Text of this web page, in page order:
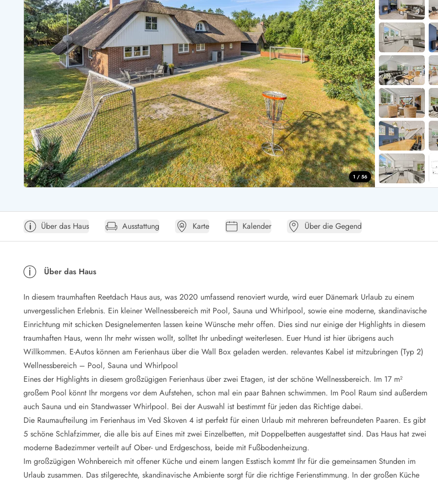
Ferienhäuser mit Whirlpool
Ferienhäuser mit Freitagswechsel
Ferienhäuser für Angler
Ferienhaus für 4 Personen
Ferienhaus für 6 Personen
Ferienhaus für 8 Personen
Ferienhäuser
Ferienhäuser
Ferienhäuser BjerregardFerienhäuser BlavandFerienhäuser Hvide SandeFerienhäuser Sondervig
Ferienhäuser Argab
Ferienhäuser in Arrild
Ferienhäuser Bjerregard
Ferienhäuser Blavand
Ferienhäuser Bork Havn
Ferienhäuser Fjand
Ferienhäuser Fanö
Ferienhäuser Graerup Strand
Ferienhäuser Haurvig
Ferienhäuser Henne Strand
Ferienhäuser Ho
Ferienhäuser Houstrup
Ferienhäuser Houvig
Ferienhäuser auf Holmsland Klit
Ferienhäuser in Holmsland
Ferienhäuser Hvide Sande
Ferienhäuser Jegum
Ferienhäuser Klegod
Ferienhäuser Lodbjerg Hede
Ferienhäuser Nr. Lyngvig
Ferienhäuser in
Ferienhäuser
Ferienhäuser
Ferienhäuser
Ferienhäuser
Ferienhäuser in
Ferienhäuser
Ferienhäuser
Ferienhäuser
Öffnungszeiten
Anreise
Ferienhaus ABC
Häufige Fragen zur Buchung
Verleihservice
Reisescheckliste
Endreinigung
Gutschein
Frühbucher
Mietbedingungen
Reiseführer Dänemark
Tipps für Urlaub in Dänemark
Wetter in Dänemark
Saisonzeiten
Badesicherheit im Meer
Naturschutz
Webcam Dänemark
Ferienhauskatalog
Fotowettbewerb
1 / 56
Über das Haus Ausstattung Karte Kalender Über die Gegend
Über das Haus
In diesem traumhaften Reetdach Haus aus, was 2020 umfassend renoviert wurde, wird euer Dänemark Urlaub zu einem
unvergesslichen Erlebnis. Ein kleiner Wellnessbereich mit Pool, Sauna und Whirlpool, sowie eine moderne, skandinavische
Einrichtung mit schicken Designelementen lassen keine Wünsche mehr offen. Dies sind nur einige der Highlights in diesem
traumhaften Haus, wenn Ihr mehr wissen wollt, solltet Ihr unbedingt weiterlesen. Euer Hund ist hier übrigens auch
Willkommen. E-Autos können am Ferienhaus über die Wall Box geladen werden. relevantes Kabel ist mitzubringen (Typ 2)
Wellnessbereich – Pool, Sauna und Whirlpool
Eines der Highlights in diesem großzügigen Ferienhaus über zwei Etagen, ist der schöne Wellnessbereich. Im 17 m²
großem Pool könnt Ihr morgens vor dem Aufstehen, schon mal ein paar Bahnen schwimmen. Im Pool Raum sind außerdem
auch Sauna und ein Standwasser Whirlpool. Bei der Auswahl ist bestimmt für jeden das Richtige dabei.
Die Raumaufteilung im Ferienhaus im Ved Skoven 4 ist perfekt für einen Urlaub mit mehreren befreundeten Paaren. Es gibt
5 schöne Schlafzimmer, die alle bis auf Eines mit zwei Einzelbetten, mit Doppelbetten ausgestattet sind. Das Haus hat zwei
moderne Badezimmer verteilt auf Ober- und Erdgeschoss, beide mit Fußbodenheizung.
Im großzügigen Wohnbereich mit offener Küche und einem langen Esstisch kommt Ihr für die gemeinsamen Stunden im
Urlaub zusammen. Das stilgerechte, skandinavische Ambiente sorgt für die richtige Ferienstimmung. In der großen Küche